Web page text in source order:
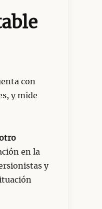
con
y mide
en la
y